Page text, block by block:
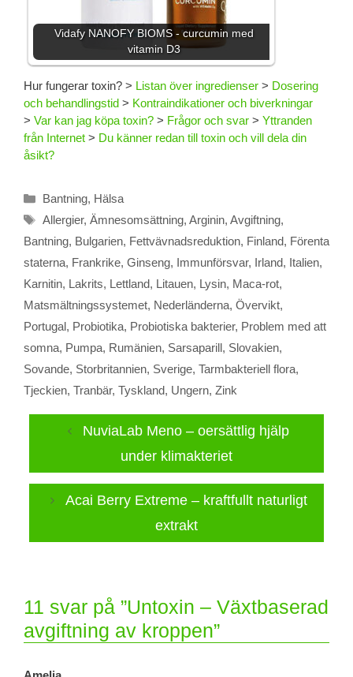
Vidafy NANOFY BIOMS - curcumin med
vitamin D3
Hur fungerar toxin? > Listan över ingredienser > Dosering
och behandlingstid > Kontraindikationer och biverkningar
> Var kan jag köpa toxin? > Frågor och svar > Yttranden
från Internet > Du känner redan till toxin och vill dela din
åsikt?
Kategorier
Bantning, Hälsa
Etiketter
Allergier, Ämnesomsättning, Arginin, Avgiftning,
Bantning, Bulgarien, Fettvävnadsreduktion, Finland, Förenta
staterna, Frankrike, Ginseng, Immunförsvar, Irland, Italien,
Karnitin, Lakrits, Lettland, Litauen, Lysin, Maca-rot,
Matsmältningssystemet, Nederländerna, Övervikt,
Portugal, Probiotika, Probiotiska bakterier, Problem med att
somna, Pumpa, Rumänien, Sarsaparill, Slovakien,
Sovande, Storbritannien, Sverige, Tarmbakteriell flora,
Tjeckien, Tranbär, Tyskland, Ungern, Zink
NuviaLab Meno – oersättlig hjälp
under klimakteriet
Acai Berry Extreme – kraftfullt naturligt
extrakt
11 svar på ”Untoxin – Växtbaserad
avgiftning av kroppen”